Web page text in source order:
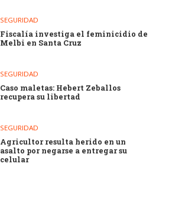
SEGURIDAD
Fiscalía investiga el feminicidio de
Melbi en Santa Cruz
SEGURIDAD
Caso maletas: Hebert Zeballos
recupera su libertad
SEGURIDAD
Agricultor resulta herido en un
asalto por negarse a entregar su
celular